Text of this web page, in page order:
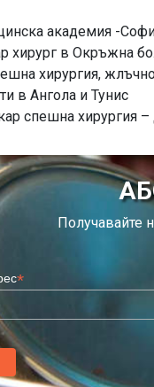
академия -
хирург в Окръжна
хирургия,
в Ангола и Тунис
спешна хирургия
Получавайте
*